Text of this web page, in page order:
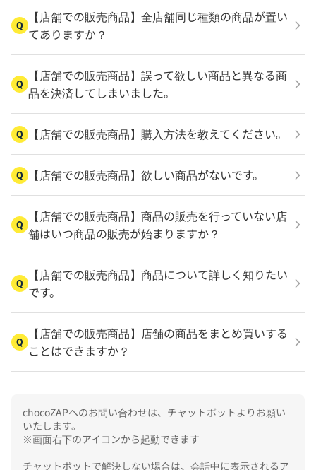
Q
【店舗での販売商品】全店舗同じ種類の商品が置い
てありますか？
Q
【店舗での販売商品】誤って欲しい商品と異なる商
品を決済してしまいました。
Q 【店舗での販売商品】購入方法を教えてください。
Q 【店舗での販売商品】欲しい商品がないです。
Q
【店舗での販売商品】商品の販売を行っていない店
舗はいつ商品の販売が始まりますか？
Q
【店舗での販売商品】商品について詳しく知りたい
です。
Q
【店舗での販売商品】店舗の商品をまとめ買いする
ことはできますか？
chocoZAPへのお問い合わせは、チャットボットよりお願い
いたします。
※画面右下のアイコンから起動できます
チャットボットで解決しない場合は、会話中に表示されるア